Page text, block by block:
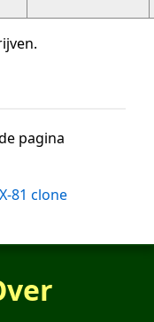
pagina
81 clone